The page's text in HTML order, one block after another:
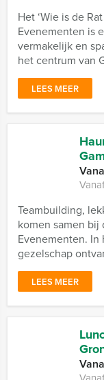
Het ‘Wie is de
Evenementen is
vermakelijk en
het centrum van
LEES MEER
Teambuilding,
komen samen bij
Evenementen.
gezelschap
LEES MEER